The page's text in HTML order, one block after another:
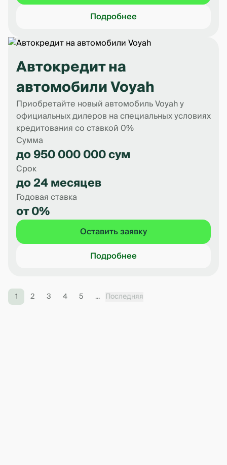
Подробнее
Автокредит на
автомобили Voyah
Приобретайте новый автомобиль Voyah у
официальных дилеров на специальных условиях
кредитования со ставкой 0%
Сумма
до 950 000 000 сум
Срок
до 24 месяцев
Годовая ставка
от 0%
Оставить заявку
Подробнее
1 2 3 4 5 ... Последняя